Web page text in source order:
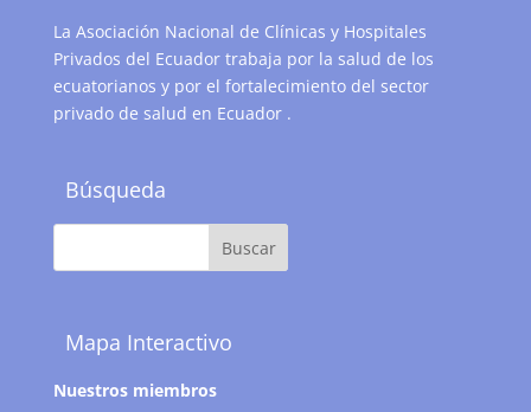
La Asociación Nacional de Clínicas y Hospitales
Privados del Ecuador trabaja por la salud de los
ecuatorianos y por el fortalecimiento del sector
privado de salud en Ecuador .
Búsqueda
Mapa Interactivo
Nuestros miembros